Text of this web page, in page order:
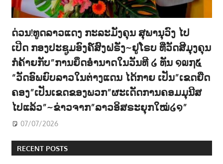
ດ່ວນ!ທູດລາວແດງ ກະລະມັງຄຸນ ສຸພານຸວົງ ໄປ
ເປີດ ກອງປະຊູມອົງຄ໌ສົງຝຣັ່ງ~ຢູໂຣບ ທີ່ວັດສີມຸງຄຸນ
ກໍຄ້າຍກັບ”ການຍຶດອຳນາດໃນວັນທີ ໒ ທັນ ໑໙໗໕
“ວັດອົພຍົບລາວໃນຕ່າງແດນ ໄດ້ກາຍ ເປັນ”ເຂດຍືດ
ຄອງ”ເປັນເຂດຂອງພວກ”ຜະເດັດການຄອມມຸນີສ
ໄປແລ້ວ”~ຂ່າວຈາກ”ລາວອິສຣະຍຸກໃໝ່໒໑”
07/07/2026
RECENT POSTS